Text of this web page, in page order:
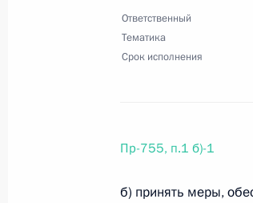
Перечень
субъектах
21 мая 2024 года, 18:00
Ответственный
Тематика
Срок исполнения
Пр-755, п.1 б)-1
б) принять меры,